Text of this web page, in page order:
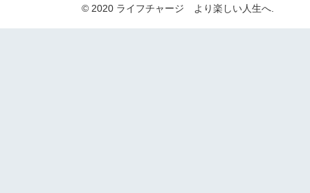
© 2020 ライフチャージ より楽しい人生へ.